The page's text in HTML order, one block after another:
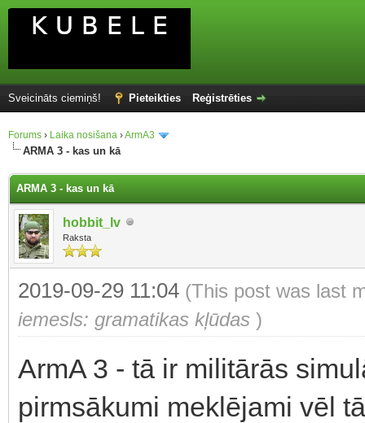
Sveicināts ciemiņš! Pieteikties Reģistrēties
Forums › Laika nosišana ›ArmA3
ARMA 3 - kas un kā
ARMA 3 - kas un kā
hobbit_lv
Raksta
2019-09-29 11:04 (This post was last
iemesls: gramatikas kļūdas )
ArmA 3 - tā ir militārās
pirmsākumi meklējami vēl